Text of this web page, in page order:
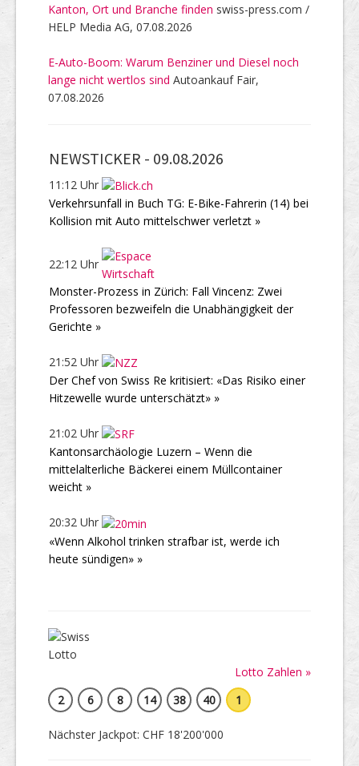
Kanton, Ort und Branche finden swiss-press.com /
HELP Media AG, 07.08.2026
E-Auto-Boom: Warum Benziner und Diesel noch
lange nicht wertlos sind Autoankauf Fair,
07.08.2026
NEWSTICKER - 09.08.2026
11:12 Uhr
Verkehrsunfall in Buch TG: E-Bike-Fahrerin (14) bei
Kollision mit Auto mittelschwer verletzt »
22:12 Uhr
Monster-Prozess in Zürich: Fall Vincenz: Zwei
Professoren bezweifeln die Unabhängigkeit der
Gerichte »
21:52 Uhr
Der Chef von Swiss Re kritisiert: «Das Risiko einer
Hitzewelle wurde unterschätzt» »
21:02 Uhr
Kantonsarchäologie Luzern – Wenn die
mittelalterliche Bäckerei einem Müllcontainer
weicht »
20:32 Uhr
«Wenn Alkohol trinken strafbar ist, werde ich
heute sündigen» »
Lotto Zahlen »
2
6 8 14 38 40 1
Nächster Jackpot: CHF 18'200'000